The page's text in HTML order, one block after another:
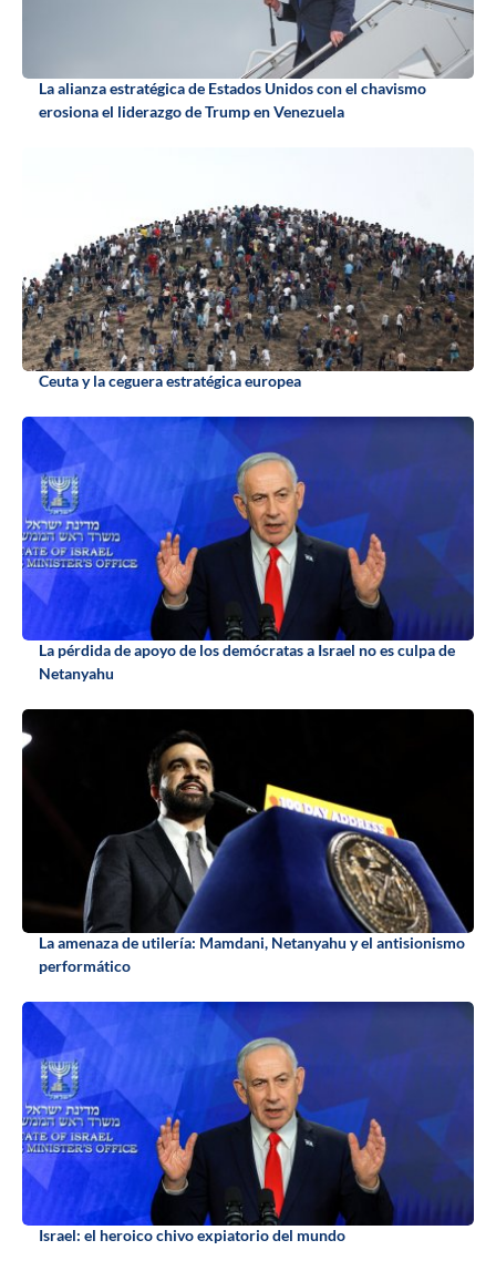
La alianza estratégica de Estados Unidos con el chavismo
erosiona el liderazgo de Trump en Venezuela
Ceuta y la ceguera estratégica europea
La pérdida de apoyo de los demócratas a Israel no es culpa de
Netanyahu
La amenaza de utilería: Mamdani, Netanyahu y el antisionismo
performático
Israel: el heroico chivo expiatorio del mundo